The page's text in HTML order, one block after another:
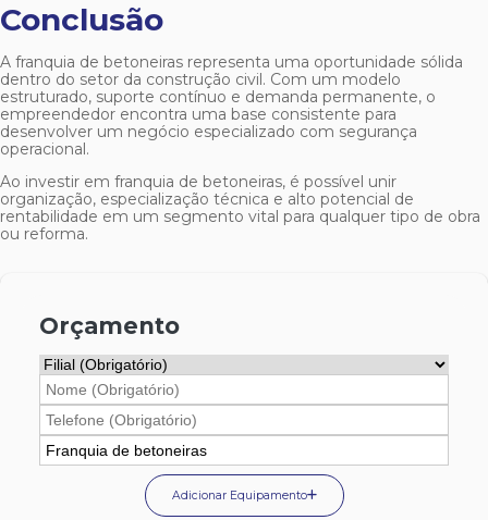
Conclusão
A franquia de betoneiras representa uma oportunidade sólida
dentro do setor da construção civil. Com um modelo
estruturado, suporte contínuo e demanda permanente, o
empreendedor encontra uma base consistente para
desenvolver um negócio especializado com segurança
operacional.
Ao investir em franquia de betoneiras, é possível unir
organização, especialização técnica e alto potencial de
rentabilidade em um segmento vital para qualquer tipo de obra
ou reforma.
Orçamento
Adicionar Equipamento